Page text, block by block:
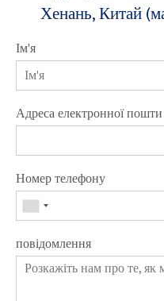
Хенань, Китай
Ім'я
Адреса електронної пошти
Номер телефону
повідомлення